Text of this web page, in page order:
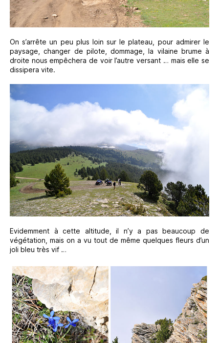
On s’arrête un peu plus loin sur le plateau, pour admirer le
paysage, changer de pilote, dommage, la vilaine brume à
droite nous empêchera de voir l’autre versant … mais elle se
dissipera vite.
Evidemment à cette altitude, il n’y a pas beaucoup de
végétation, mais on a vu tout de même quelques fleurs d’un
joli bleu très vif …